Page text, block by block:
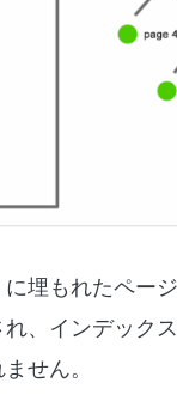
埋もれたペー
、インデック
せん。